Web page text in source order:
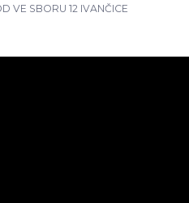
VE SBORU 12 IVANČICE